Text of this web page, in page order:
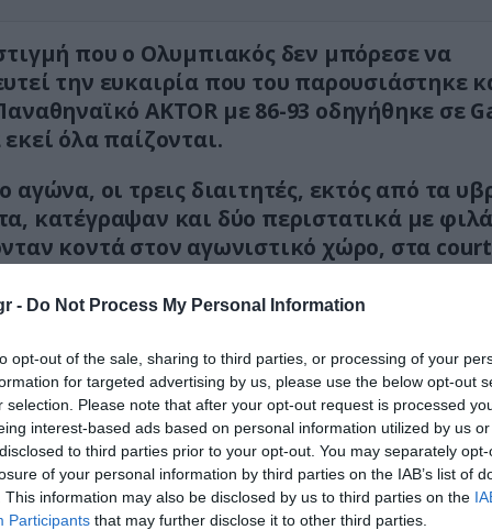
- Do Not Process My Personal Information
opt-out of the sale, sharing to third parties, or processing of your
for targeted advertising by us, please use the below opt-out
selection. Please note that after your opt-out request is processed
interest-based ads based on personal information utilized by us
to third parties prior to your opt-out. You may separately
of your personal information by third parties on the IAB’s list of
This information may also be disclosed by us to third parties on the
Participants that may further disclose it to other third parties.
που ο Ολυμπιακός δεν μπόρεσε να
την ευκαιρία που του παρουσιάστηκε
AKTOR με 86-93 οδηγήθηκε σε
όλα παίζονται.
αγώνα, οι τρεις διαιτητές, εκτός από τα
κατέγραψαν και δύο περιστατικά με
κοντά στον αγωνιστικό χώρο, στα
αναφέρεται ότι φίλαθλος έβριζε τους
αναφέρεται ότι γυναίκα φίλαθλος έπιασε
μπλούζας του τον έναν διαιτητή και μάλιστα
διαιτητές ζήτησαν επανειλημμένως να
αγνοήθηκε.